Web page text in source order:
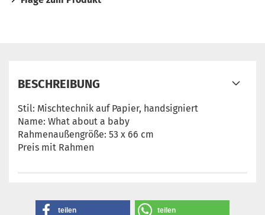
BESCHREIBUNG
Stil: Mischtechnik auf Papier, handsigniert
Name: What about a baby
Rahmenaußengröße: 53 x 66 cm
Preis mit Rahmen
teilen teilen